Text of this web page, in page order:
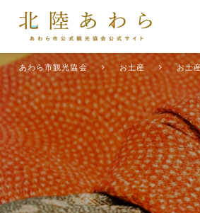
あわら市観光協会 お土産 お土